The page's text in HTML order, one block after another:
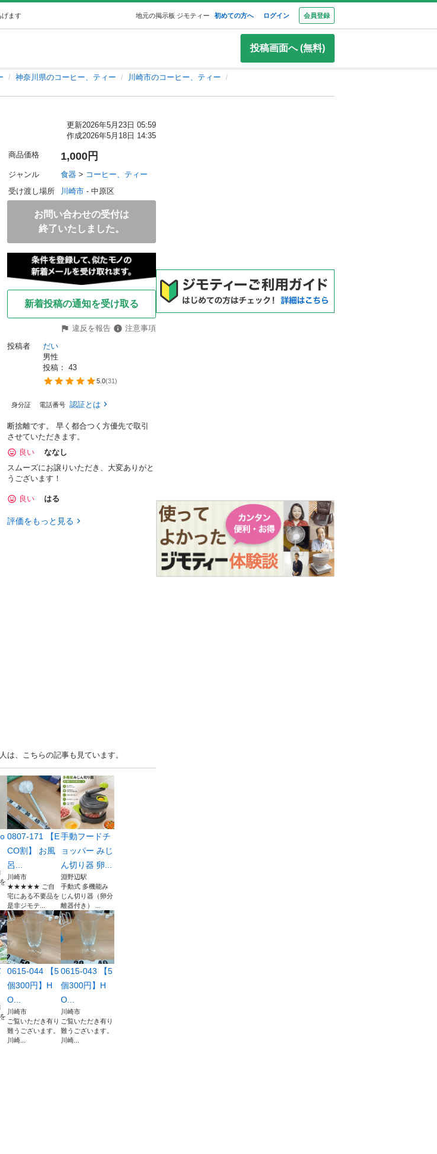
げます 地元の掲示板 ジモティー 初めての方へ ログイン 会員登録
投稿画面へ (無料)
神奈川県のコーヒー、ティー
川崎市のコーヒー、ティー
更新2026年5月23日 05:59
作成2026年5月18日 14:35
商品価格 1,000円
ジャンル 食器 > コーヒー、ティー
受け渡し場所
川崎市 - 中原区
お問い合わせの受付は
終了いたしました。
新着投稿の通知を受け取る
違反を報告
注意事項
投稿者
だい
男性
投稿： 43
5.0(31 )
身分証 電話番号 認証とは
断捨離です。 早く都合つく方優先で取引
させていただきます。
良い
ななし
スムーズにお譲りいただき、大変ありがと
うございます！
良い はる
評価をもっと見る
は、こちらの記事も見ています。
0807-171 【E
CO割】 お風
呂...
川崎市
★★★★★ ご自
宅にある不要品を
是非ジモテ...
手動フードチ
ョッパー みじ
ん切り器 卵...
淵野辺駅
手動式 多機能み
じん切り器（卵分
離器付き） ...
0615-044 【5
個300円】H
O...
川崎市
ご覧いただき有り
難うございます。
川崎...
0615-043 【5
個300円】H
O...
川崎市
ご覧いただき有り
難うございます。
川崎...